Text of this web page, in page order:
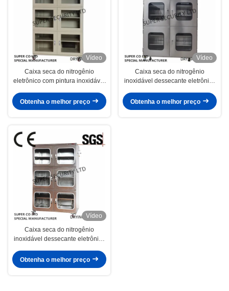
Vídeo
Caixa seca do nitrogênio
eletrônico com pintura inoxidável
para Malásia
Obtenha o melhor preço
Vídeo
Caixa seca do nitrogênio
inoxidável dessecante eletrônico
de Paintwith 3.2mm
Obtenha o melhor preço
Vídeo
Caixa seca do nitrogênio
inoxidável dessecante eletrônico
de Paintwith 3.2mm
Obtenha o melhor preço